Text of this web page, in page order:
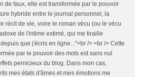
de faux, elle est transformée par le pouvoir
hybride entre le journal personnel, la
récit de vie, voire le roman vécu (ou le vécu
de l'intime extimé, qui me tiraille
que j'écris en ligne..."<br /> <br /> Cette
par le pouvoir des mots est sans nul
pernicieux du blog. Dans mon cas,
mes états d'âmes et mes émotions me